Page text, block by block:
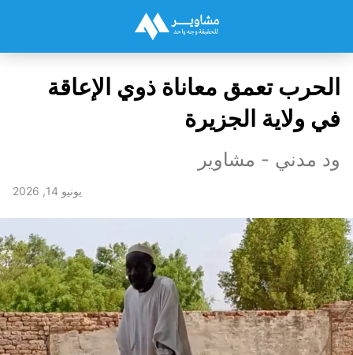
الحرب تعمق معاناة ذوي الإعاقة
في ولاية الجزيرة
ود مدني - مشاوير
يونيو 14, 2026